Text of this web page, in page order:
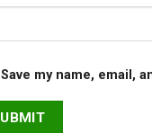
Save my name, email,